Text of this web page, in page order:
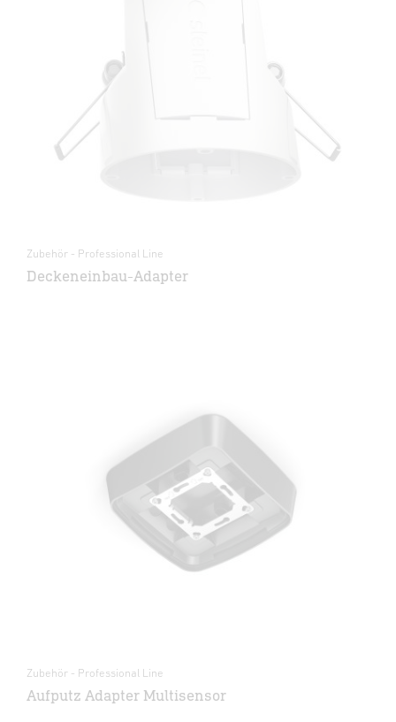
Zubehör - Professional Line
Deckeneinbau-Adapter
Zubehör - Professional Line
Aufputz Adapter Multisensor